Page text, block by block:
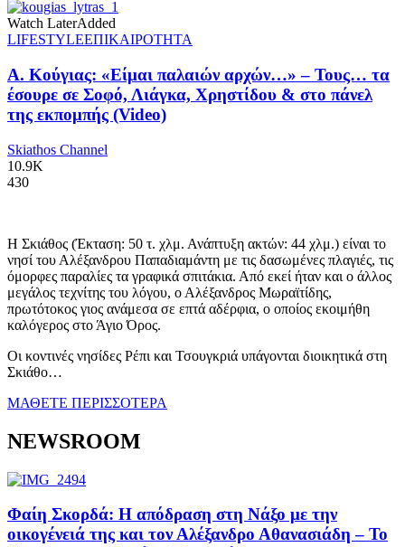
Watch LaterAdded
LIFESTYLEΕΠΙΚΑΙΡΟΤΗΤΑ
Α. Κούγιας: «Είμαι παλαιών αρχών…» – Τους… τα
έσουρε σε Σοφό, Λιάγκα, Χρηστίδου & στο πάνελ
της εκπομπής (Video)
Skiathos Channel
10.9K
430
Η Σκιάθος (Έκταση: 50 τ. χλμ. Ανάπτυξη ακτών: 44 χλμ.) είναι το
νησί του Αλέξανδρου Παπαδιαμάντη με τις δασωμένες πλαγιές, τις
όμορφες παραλίες τα γραφικά σπιτάκια. Από εκεί ήταν και ο άλλος
μεγάλος τεχνίτης του λόγου, ο Αλέξανδρος Μωραϊτίδης,
πρωτότοκος γιος ανάμεσα σε επτά αδέρφια, ο οποίος εκοιμήθη
καλόγερος στο Άγιο Όρος.
Οι κοντινές νησίδες Ρέπι και Τσουγκριά υπάγονται διοικητικά στη
Σκιάθο…
ΜΑΘΕΤΕ ΠΕΡΙΣΣΟΤΕΡΑ
NEWSROOM
Φαίη Σκορδά: Η απόδραση στη Νάξο με την
οικογένειά της και τον Αλέξανδρο Αθανασιάδη – Το